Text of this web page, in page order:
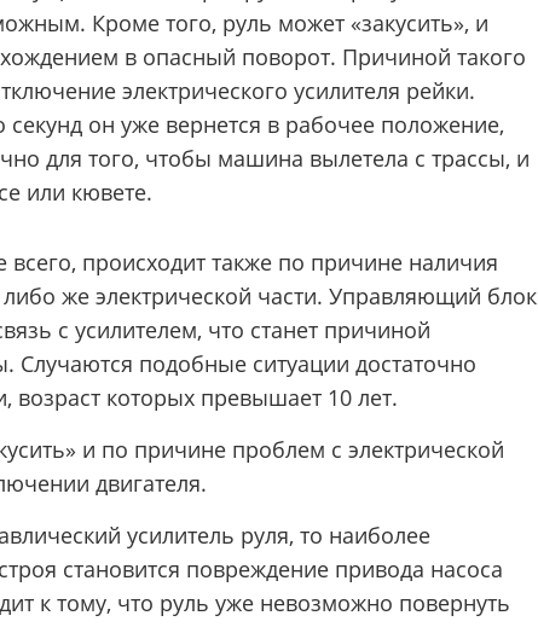
Кроме того, руль может «закусить», и
в опасный поворот. Причиной такого
электрического усилителя рейки.
секунд он уже вернется в рабочее положение,
для того, чтобы машина вылетела с трассы, и
или кювете.
происходит также по причине наличия
же электрической части. Управляющий блок
с усилителем, что станет причиной
подобные ситуации достаточно
которых превышает 10 лет.
и по причине проблем с электрической
двигателя.
усилитель руля, то наиболее
становится повреждение привода насоса
к тому, что руль уже невозможно повернуть